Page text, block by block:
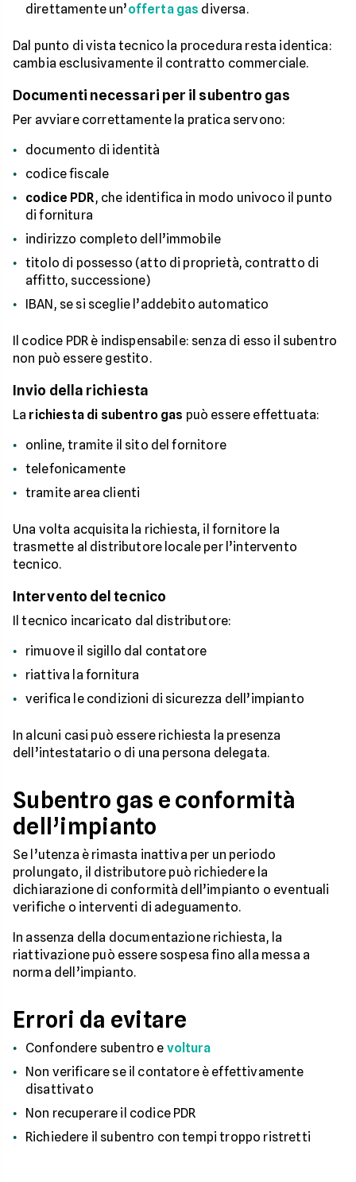
direttamente un’offerta gas diversa.
Dal punto di vista tecnico la procedura resta identica:
cambia esclusivamente il contratto commerciale.
Documenti necessari per il subentro gas
Per avviare correttamente la pratica servono:
documento di identità
codice fiscale
codice PDR, che identifica in modo univoco il punto
di fornitura
indirizzo completo dell’immobile
titolo di possesso (atto di proprietà, contratto di
affitto, successione)
IBAN, se si sceglie l’addebito automatico
Il codice PDR è indispensabile: senza di esso il subentro
non può essere gestito.
Invio della richiesta
La richiesta di subentro gas può essere effettuata:
online, tramite il sito del fornitore
telefonicamente
tramite area clienti
Una volta acquisita la richiesta, il fornitore la
trasmette al distributore locale per l’intervento
tecnico.
Intervento del tecnico
Il tecnico incaricato dal distributore:
rimuove il sigillo dal contatore
riattiva la fornitura
verifica le condizioni di sicurezza dell’impianto
In alcuni casi può essere richiesta la presenza
dell’intestatario o di una persona delegata.
Subentro gas e conformità
dell’impianto
Se l’utenza è rimasta inattiva per un periodo
prolungato, il distributore può richiedere la
dichiarazione di conformità dell’impianto o eventuali
verifiche o interventi di adeguamento.
In assenza della documentazione richiesta, la
riattivazione può essere sospesa fino alla messa a
norma dell’impianto.
Errori da evitare
Confondere subentro e voltura
Non verificare se il contatore è effettivamente
disattivato
Non recuperare il codice PDR
Richiedere il subentro con tempi troppo ristretti